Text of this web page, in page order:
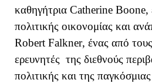
καθηγήτρια Catherine Boone,
πολιτικής οικονομίας και
Robert Falkner, ένας από
ερευνητές της διεθνούς
πολιτικής και της